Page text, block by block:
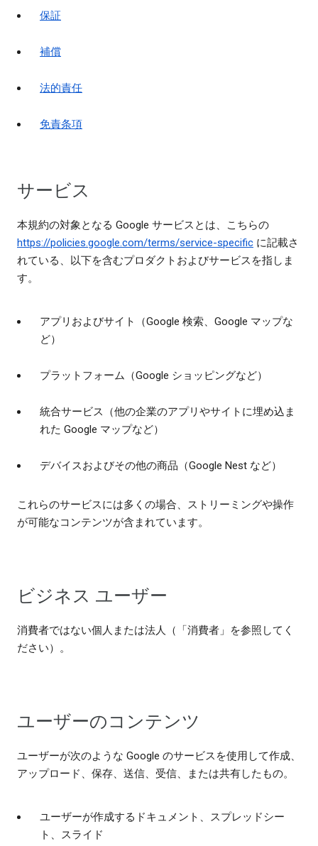
保証
補償
法的責任
免責条項
サービス
本規約の対象となる Google サービスとは、こちらの
https://policies.google.com/terms/service-specific に記載さ
れている、以下を含むプロダクトおよびサービスを指しま
す。
アプリおよびサイト（Google 検索、Google マップな
ど）
プラットフォーム（Google ショッピングなど）
統合サービス（他の企業のアプリやサイトに埋め込ま
れた Google マップなど）
デバイスおよびその他の商品（Google Nest など）
これらのサービスには多くの場合、ストリーミングや操作
が可能なコンテンツが含まれています。
ビジネス ユーザー
消費者ではない個人または法人（「消費者」を参照してく
ださい）。
ユーザーのコンテンツ
ユーザーが次のような Google のサービスを使用して作成、
アップロード、保存、送信、受信、または共有したもの。
ユーザーが作成するドキュメント、スプレッドシー
ト、スライド